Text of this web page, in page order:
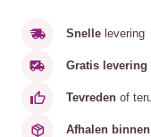
Snelle levering
Gratis levering
Tevreden of
Afhalen